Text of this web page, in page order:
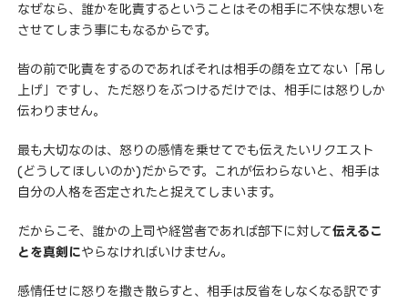
なぜなら、誰かを叱責するということはその相手に不快な想いを
させてしまう事にもなるからです。
皆の前で叱責をするのであればそれは相手の顔を立てない「吊し
上げ」ですし、ただ怒りをぶつけるだけでは、相手には怒りしか
伝わりません。
最も大切なのは、怒りの感情を乗せてでも伝えたいリクエスト
(どうしてほしいのか)だからです。これが伝わらないと、相手は
自分の人格を否定されたと捉えてしまいます。
だからこそ、誰かの上司や経営者であれば部下に対して伝えるこ
とを真剣にやらなければいけません。
感情任せに怒りを撒き散らすと、相手は反省をしなくなる訳です